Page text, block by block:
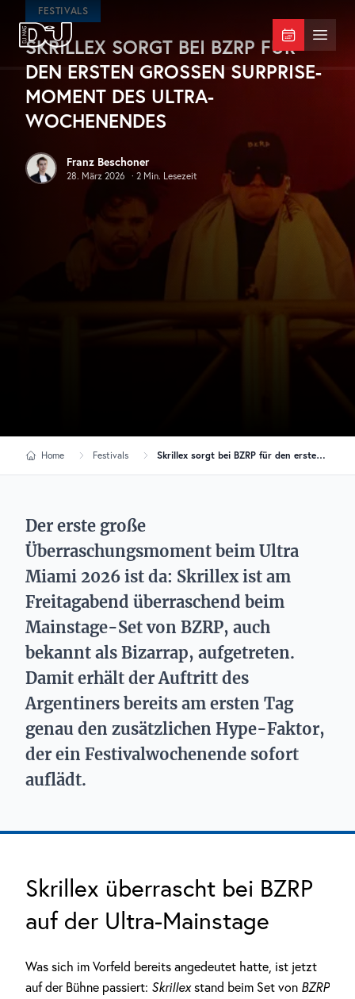
Zum Hauptinhalt springen
DJ Mag Germany Menü
FESTIVALS
SKRILLEX SORGT BEI BZRP FÜR
DEN ERSTEN GROSSEN SURPRISE-M
OMENT DES ULTRA-W
OCHENENDES
Franz Beschoner
28. März 2026 · 2 Min. Lesezeit
Home Festivals Skrillex sorgt bei BZRP für den ersten großen Surprise-Moment des Ultra-Wochenendes
Der erste große
Überraschungsmoment beim Ultra
Miami 2026 ist da: Skrillex ist am
Freitagabend überraschend beim
Mainstage-Set von BZRP, auch
bekannt als Bizarrap, aufgetreten.
Damit erhält der Auftritt des
Argentiners bereits am ersten Tag
genau den zusätzlichen Hype-Faktor,
der ein Festivalwochenende sofort
auflädt.
Skrillex überrascht bei BZRP
auf der Ultra-Mainstage
Was sich im Vorfeld bereits angedeutet hatte, ist jetzt
auf der Bühne passiert: Skrillexstand beim Set von BZRP